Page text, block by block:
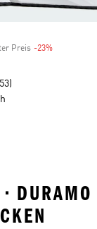
Preis -23%